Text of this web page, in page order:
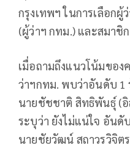
กรุงเทพฯ ในการเลือก
(ผู้ว่าฯ กทม.) และสมาชิ
เมื่อถามถึงแนวโน้มของ
ว่าฯกทม. พบว่าอันดับ 1
นายชัชชาติ สิทธิพันธุ์ (
ระบุว่า ยังไม่แน่ใจ อันดั
นายชัยวัฒน์ สถาวรวิจิ